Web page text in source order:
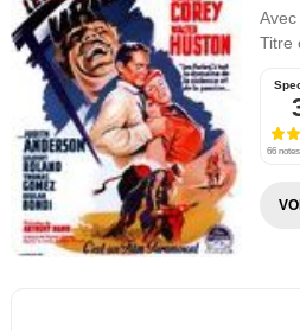
Avec
Titre
66